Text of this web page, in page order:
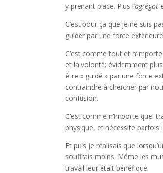
y prenant place. Plus l’agrégat
C’est pour ça que je ne suis
guider par une force
C’est comme tout et
et la volonté; évidemment
être « guidé » par une force
contraindre à chercher par
confusion.
C’est comme n’importe quel
physique, et nécessite
Et puis je réalisais que
souffrais moins. Même les
travail leur était bénéfique.